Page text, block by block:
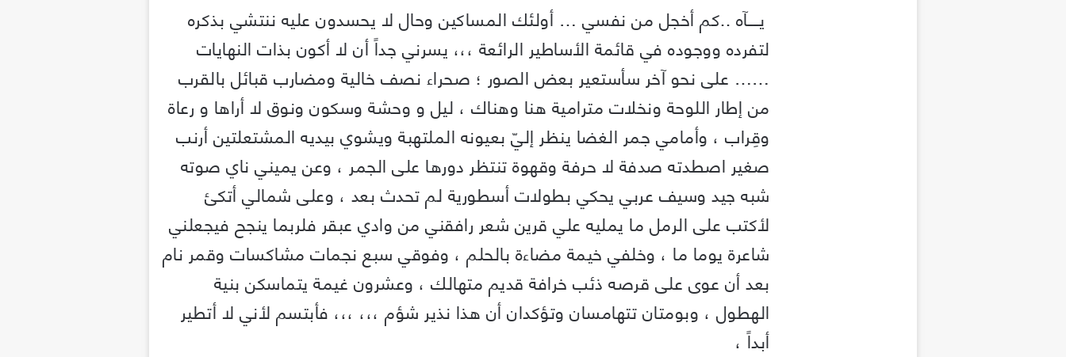
يــــآه ..كم أخجل من نفسي … أولئك المساكين وحال لا يحسدون عليه ننتشي بذكره
لتفرده ووجوده في قائمة الأساطير الرائعة ،،، يسرني جداً أن لا أكون بذات النهايات
…… على نحو آخر سأستعير بعض الصور ؛ صحراء نصف خالية ومضارب قبائل بالقرب
من إطار اللوحة ونخلات مترامية هنا وهناك ، ليل و وحشة وسكون ونوق لا أراها و رعاة
وقِراب ، وأمامي جمر الغضا ينظر إليّ بعيونه الملتهبة ويشوي بيديه المشتعلتين أرنب
صغير اصطدته صدفة لا حرفة وقهوة تنتظر دورها على الجمر ، وعن يميني ناي صوته
شبه جيد وسيف عربي يحكي بطولات أسطورية لم تحدث بعد ، وعلى شمالي أتكئ
لأكتب على الرمل ما يمليه علي قرين شعر رافقني من وادي عبقر فلربما ينجح فيجعلني
شاعرة يوما ما ، وخلفي خيمة مضاءة بالحلم ، وفوقي سبع نجمات مشاكسات وقمر نام
بعد أن عوى على قرصه ذئب خرافة قديم متهالك ، وعشرون غيمة يتماسكن بنية
الهطول ، وبومتان تتهامسان وتؤكدان أن هذا نذير شؤم ،،، ،،، فأبتسم لأني لا أتطير
أبداً ،